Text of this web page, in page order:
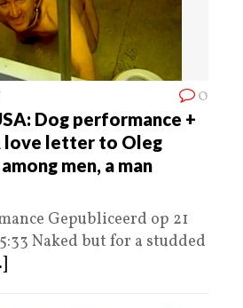
0
Dog performance +
love letter to Oleg
men, a man
Gepubliceerd op 21
Naked but for a studded